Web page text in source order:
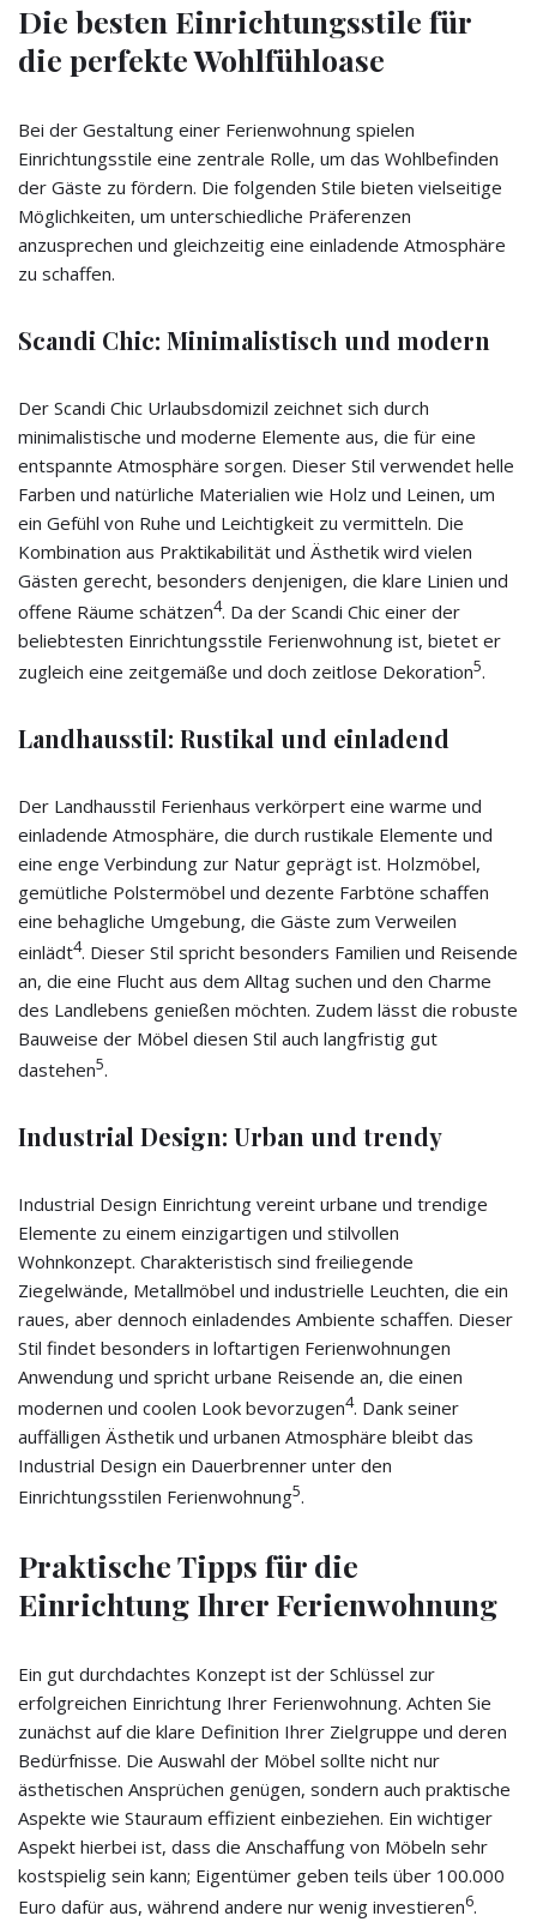
Die besten Einrichtungsstile für
die perfekte Wohlfühloase
Bei der Gestaltung einer Ferienwohnung spielen
Einrichtungsstile eine zentrale Rolle, um das Wohlbefinden
der Gäste zu fördern. Die folgenden Stile bieten vielseitige
Möglichkeiten, um unterschiedliche Präferenzen
anzusprechen und gleichzeitig eine einladende Atmosphäre
zu schaffen.
Scandi Chic: Minimalistisch und modern
Der Scandi Chic Urlaubsdomizil zeichnet sich durch
minimalistische und moderne Elemente aus, die für eine
entspannte Atmosphäre sorgen. Dieser Stil verwendet helle
Farben und natürliche Materialien wie Holz und Leinen, um
ein Gefühl von Ruhe und Leichtigkeit zu vermitteln. Die
Kombination aus Praktikabilität und Ästhetik wird vielen
Gästen gerecht, besonders denjenigen, die klare Linien und
offene Räume schätzen4. Da der Scandi Chic einer der
beliebtesten Einrichtungsstile Ferienwohnung ist, bietet er
zugleich eine zeitgemäße und doch zeitlose Dekoration5.
Landhausstil: Rustikal und einladend
Der Landhausstil Ferienhaus verkörpert eine warme und
einladende Atmosphäre, die durch rustikale Elemente und
eine enge Verbindung zur Natur geprägt ist. Holzmöbel,
gemütliche Polstermöbel und dezente Farbtöne schaffen
eine behagliche Umgebung, die Gäste zum Verweilen
einlädt4. Dieser Stil spricht besonders Familien und Reisende
an, die eine Flucht aus dem Alltag suchen und den Charme
des Landlebens genießen möchten. Zudem lässt die robuste
Bauweise der Möbel diesen Stil auch langfristig gut
dastehen5.
Industrial Design: Urban und trendy
Industrial Design Einrichtung vereint urbane und trendige
Elemente zu einem einzigartigen und stilvollen
Wohnkonzept. Charakteristisch sind freiliegende
Ziegelwände, Metallmöbel und industrielle Leuchten, die ein
raues, aber dennoch einladendes Ambiente schaffen. Dieser
Stil findet besonders in loftartigen Ferienwohnungen
Anwendung und spricht urbane Reisende an, die einen
modernen und coolen Look bevorzugen4. Dank seiner
auffälligen Ästhetik und urbanen Atmosphäre bleibt das
Industrial Design ein Dauerbrenner unter den
Einrichtungsstilen Ferienwohnung5.
Praktische Tipps für die
Einrichtung Ihrer Ferienwohnung
Ein gut durchdachtes Konzept ist der Schlüssel zur
erfolgreichen Einrichtung Ihrer Ferienwohnung. Achten Sie
zunächst auf die klare Definition Ihrer Zielgruppe und deren
Bedürfnisse. Die Auswahl der Möbel sollte nicht nur
ästhetischen Ansprüchen genügen, sondern auch praktische
Aspekte wie Stauraum effizient einbeziehen. Ein wichtiger
Aspekt hierbei ist, dass die Anschaffung von Möbeln sehr
kostspielig sein kann; Eigentümer geben teils über 100.000
Euro dafür aus, während andere nur wenig investieren6.